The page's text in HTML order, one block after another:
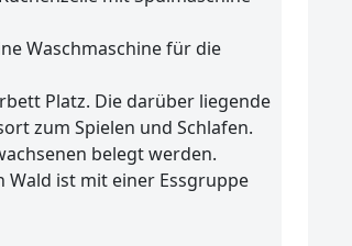
Waschmaschine für die
Platz. Die darüber liegende
zum Spielen und Schlafen.
belegt werden.
ist mit einer Essgruppe